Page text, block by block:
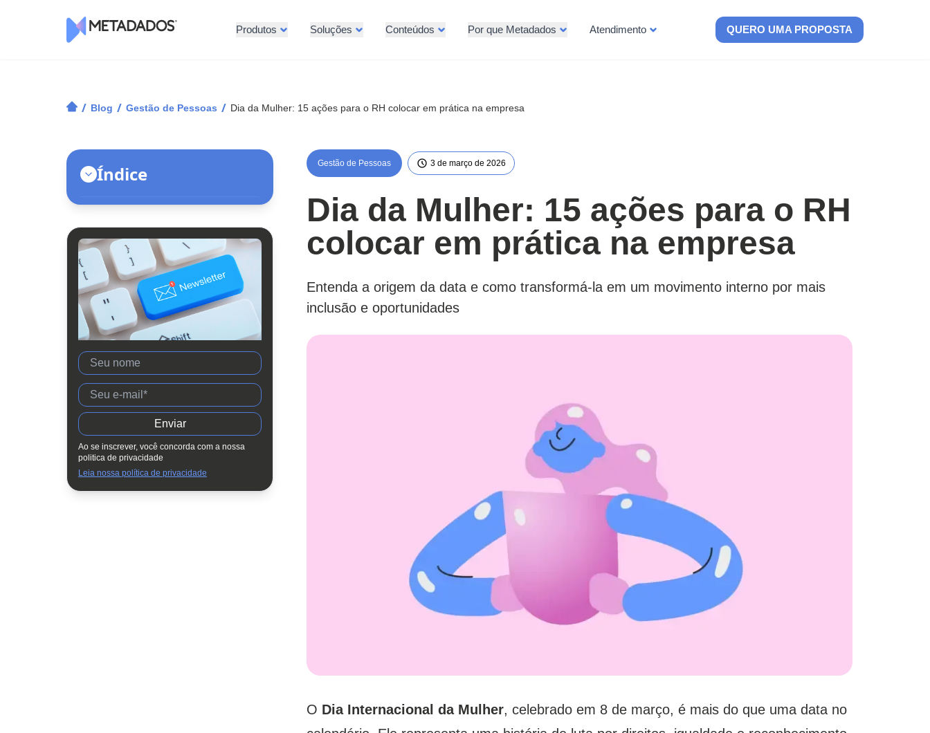
Produtos Soluções Conteúdos Por que Metadados Atendimento QUERO UMA PROPOSTA
/ Blog / Gestão de Pessoas / Dia da Mulher: 15 ações para o RH colocar em prática na empresa
Índice
Mulher?
Por que comemorar o Dia da Mulher
na empresa?
Benefícios das ações de Dia da
Mulher no meio corporativo
Liderança feminina no Brasil
15 ações para comemorar o Dia da
Mulher na empresa
Conclusão
Ao se inscrever, você concorda com a nossa
politica de privacidade
Leia nossa política de privacidade
Gestão de Pessoas 3 de março de 2026
Dia da Mulher: 15 ações para o RH
colocar em prática na empresa
Entenda a origem da data e como transformá-la em um movimento interno por mais
inclusão e oportunidades
O Dia Internacional da Mulher, celebrado em 8 de março, é mais do que uma data no